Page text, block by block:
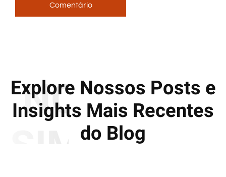
Comentário
Explore Nossos Posts e
Insights Mais Recentes
do Blog
NOTÍCIAS
SIMILARES